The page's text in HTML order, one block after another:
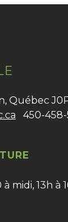
Québec
450-458-
midi, 13h à